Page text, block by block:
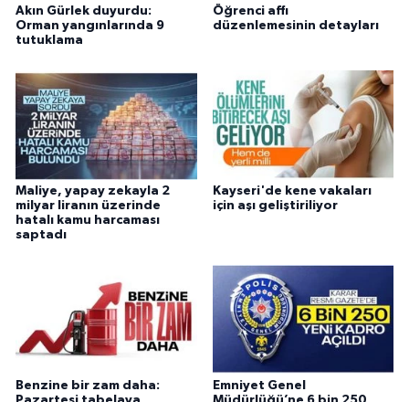
Akın Gürlek duyurdu:
Orman yangınlarında 9
tutuklama
Öğrenci affı
düzenlemesinin detayları
Maliye, yapay zekayla 2
milyar liranın üzerinde
hatalı kamu harcaması
saptadı
Kayseri'de kene vakaları
için aşı geliştiriliyor
Benzine bir zam daha:
Emniyet Genel